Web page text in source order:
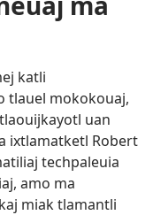
katli
tlauel mokokouaj,
uan
ixtlamatketl Robert
techpaleuia
amo ma
miak tlamantli